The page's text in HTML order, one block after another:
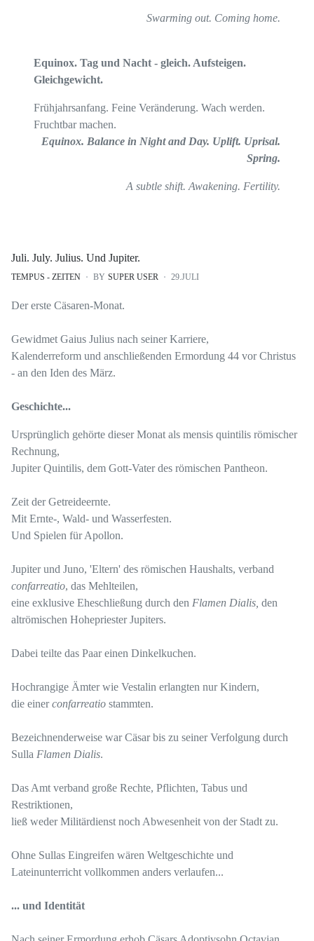
Swarming out. Coming home.
Equinox. Tag und Nacht - gleich. Aufsteigen.
Gleichgewicht.
Frühjahrsanfang. Feine Veränderung. Wach werden.
Fruchtbar machen.
Equinox. Balance in Night and Day. Uplift. Uprisal.
Spring.
A subtle shift. Awakening. Fertility.
Juli. July. Julius. Und Jupiter.
TEMPUS - ZEITEN BY SUPER USER 29.JULI
Der erste Cäsaren-Monat.
Gewidmet Gaius Julius nach seiner Karriere,
Kalenderreform und anschließenden Ermordung 44 vor Christus
- an den Iden des März.
Geschichte...
Ursprünglich gehörte dieser Monat als mensis quintilis römischer
Rechnung,
Jupiter Quintilis, dem Gott-Vater des römischen Pantheon.
Zeit der Getreideernte.
Mit Ernte-, Wald- und Wasserfesten.
Und Spielen für Apollon.
Jupiter und Juno, 'Eltern' des römischen Haushalts, verband
confarreatio, das Mehlteilen,
eine exklusive Eheschließung durch den Flamen Dialis, den
altrömischen Hohepriester Jupiters.
Dabei teilte das Paar einen Dinkelkuchen.
Hochrangige Ämter wie Vestalin erlangten nur Kindern,
die einerconfarreatio stammten.
Bezeichnenderweise war Cäsar bis zu seiner Verfolgung durch
Sulla Flamen Dialis.
Das Amt verband große Rechte, Pflichten, Tabus und
Restriktionen,
ließ weder Militärdienst noch Abwesenheit von der Stadt zu.
Ohne Sullas Eingreifen wären Weltgeschichte und
Lateinunterricht vollkommen anders verlaufen...
... und Identität